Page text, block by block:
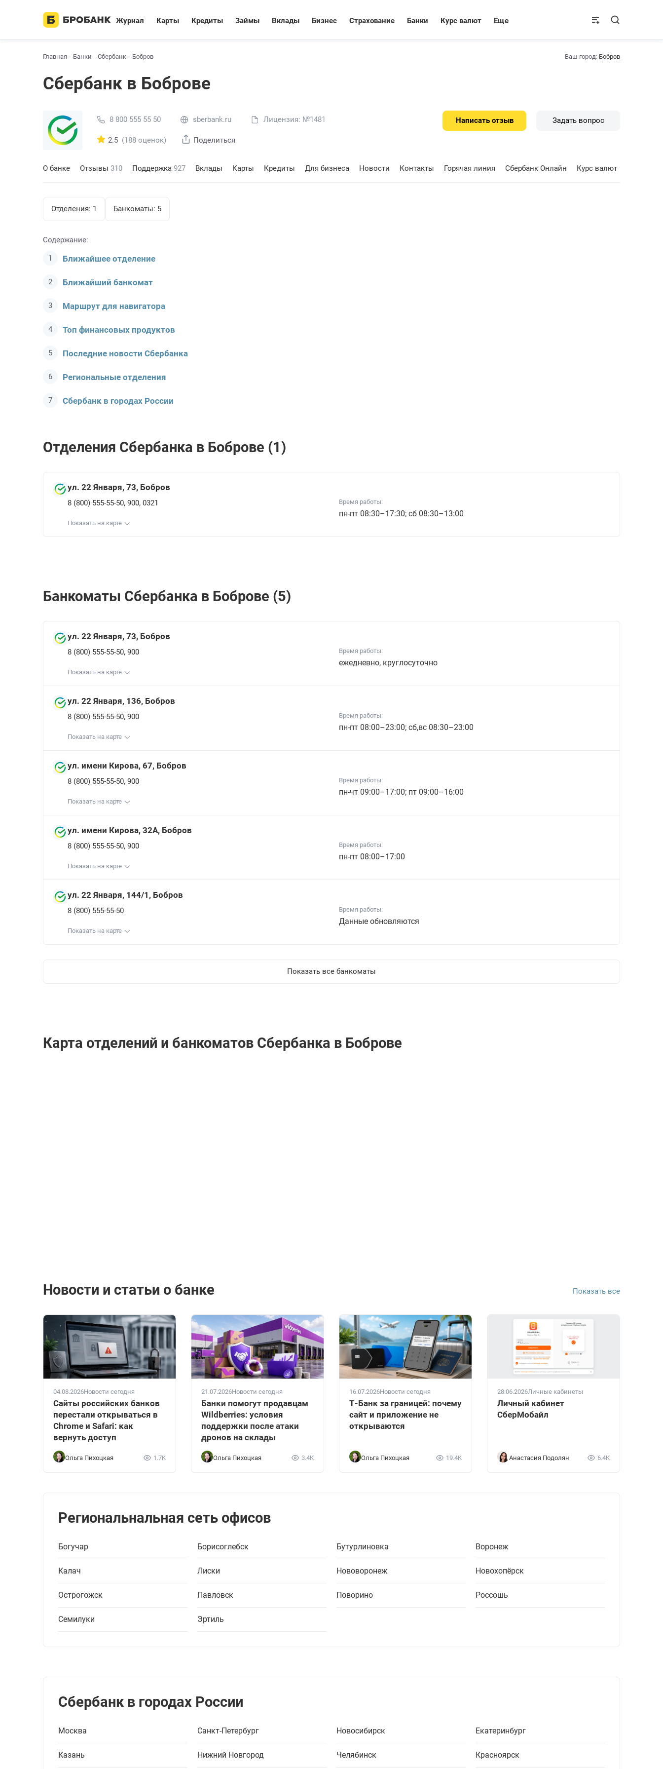
Журнал Карты Кредиты Займы Вклады Бизнес Страхование Банки Курс валют Еще
Главная Банки Сбербанк Бобров Ваш город: Бобров
Сбербанк в Боброве
8 800 555 55 50 sberbank.ru Лицензия: №1481
2.5 (188 оценок) Поделиться
Написать отзыв Задать вопрос
О банке Отзывы 310 Поддержка 927 Вклады Карты Кредиты Для бизнеса Новости Контакты Горячая линия Сбербанк Онлайн Курс валют
Отделения: 1 Банкоматы: 5
Содержание:
Ближайшее отделение
Ближайший банкомат
Маршрут для навигатора
Топ финансовых продуктов
Последние новости Сбербанкa
Региональные отделения
Сбербанк в городах России
Отделения Сбербанкa в Боброве (1)
ул. 22 Января, 73, Бобров
8 (800) 555-55-50, 900, 0321 Время работы:
пн-пт 08:30–17:30; сб 08:30–13:00
Показать на карте
Банкоматы Сбербанкa в Боброве (5)
ул. 22 Января, 73, Бобров
8 (800) 555-55-50, 900 Время работы:
ежедневно, круглосуточно
Показать на карте
ул. 22 Января, 136, Бобров
8 (800) 555-55-50, 900 Время работы:
пн-пт 08:00–23:00; сб,вс 08:30–23:00
Показать на карте
ул. имени Кирова, 67, Бобров
8 (800) 555-55-50, 900 Время работы:
пн-чт 09:00–17:00; пт 09:00–16:00
Показать на карте
ул. имени Кирова, 32А, Бобров
8 (800) 555-55-50, 900 Время работы:
пн-пт 08:00–17:00
Показать на карте
ул. 22 Января, 144/1, Бобров
8 (800) 555-55-50 Время работы:
Данные обновляются
Показать на карте
Показать все банкоматы
Карта отделений и банкоматов Сбербанкa в Боброве
Новости и статьи о банке Показать все
04.08.2026Новости сегодня
Сайты российских банков
перестали открываться в
Chrome и Safari: как
вернуть доступ
Ольга Пихоцкая 1.7K
21.07.2026Новости сегодня
Банки помогут продавцам
Wildberries: условия
поддержки после атаки
дронов на склады
Ольга Пихоцкая 3.4K
16.07.2026Новости сегодня
Т-Банк за границей: почему
сайт и приложение не
открываются
Ольга Пихоцкая 19.4K
28.06.2026Личные кабинеты
Личный кабинет
СберМобайл
Анастасия Подолян 6.4K
Региональнальная сеть офисов
Богучар Борисоглебск Бутурлиновка Воронеж
Калач Лиски Нововоронеж Новохопёрск
Острогожск Павловск Поворино Россошь
Семилуки Эртиль
Сбербанк в городах России
Москва Санкт-Петербург Новосибирск Екатеринбург
Казань Нижний Новгород Челябинск Красноярск